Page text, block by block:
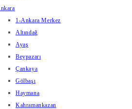
1-Ankara Merkez
Altındağ
Ayaş
Beypazarı
Çankaya
Gölbaşı
Haymana
Kahramankazan